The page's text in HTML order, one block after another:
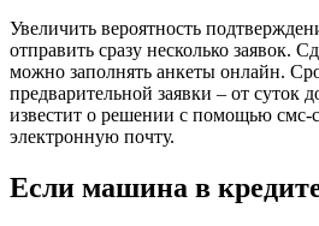
Увеличить вероятность
отправить сразу несколько заявок.
можно заполнять анкеты онлайн.
предварительной заявки – от суток
известит о решении с помощью смс-
электронную почту.
Если машина в кредите